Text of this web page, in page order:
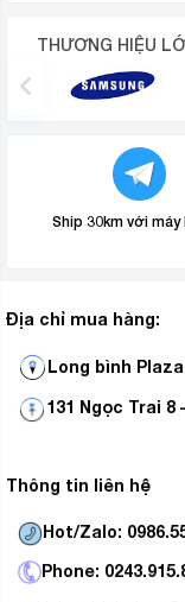
Audio
Không chỉ hoàn
tivi Coocaa
hệ thống hai loa
những trải
phẩm.
THƯƠNG HIỆU
Ship 30km với máy
Địa chỉ mua hàng:
Long bình
131 Ngọc Trai 8
Thông tin liên hệ
Hot/Zalo:
Phone: